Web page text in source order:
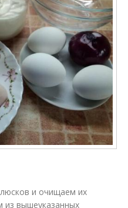
и очищаем их
из вышеуказанных